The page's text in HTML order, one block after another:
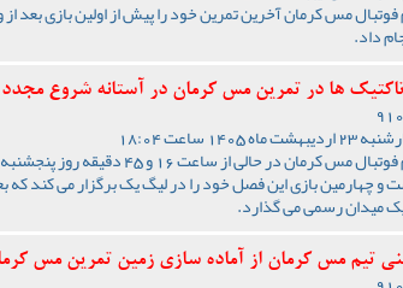
داد.
ها در تمرین مس کرمان در آستانه شروع
ماه 1405 ساعت 18:04
و چهارمین بازی این فصل خود را در لیگ یک برگزار می کند که
فنی تیم مس کرمان از آماده سازی زمین تمرین مس